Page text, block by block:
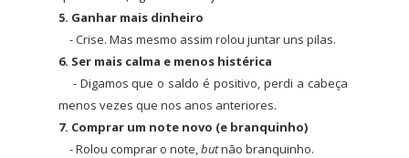
5. Ganhar mais dinheiro
- Crise. Mas mesmo assim rolou juntar uns pilas.
6. Ser mais calma e menos histérica
- Digamos que o saldo é positivo, perdi a cabeça
menos vezes que nos anos anteriores.
7. Comprar um note novo (e branquinho)
- Rolou comprar o note,butnão branquinho.